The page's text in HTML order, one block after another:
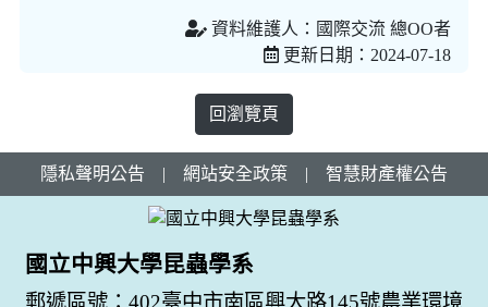
資料維護人：國際交流 總OO者
更新日期：2024-07-18
回瀏覽頁
隱私聲明公告 | 網站安全政策 | 智慧財產權公告
國立中興大學昆蟲學系
郵遞區號：402臺中市南區興大路145號農業環境